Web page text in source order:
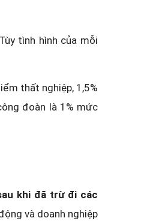
tình hình của mỗi
thất nghiệp, 1,5%
đoàn là 1% mức
khi đã trừ đi các
và doanh nghiệp